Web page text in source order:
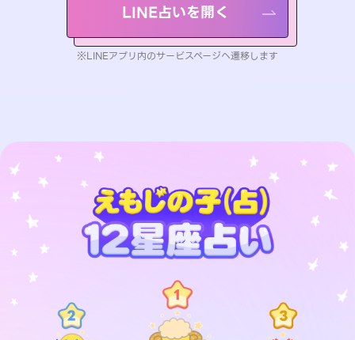
LINE占いを開く
※LINEアプリ内のサービスページへ遷移します